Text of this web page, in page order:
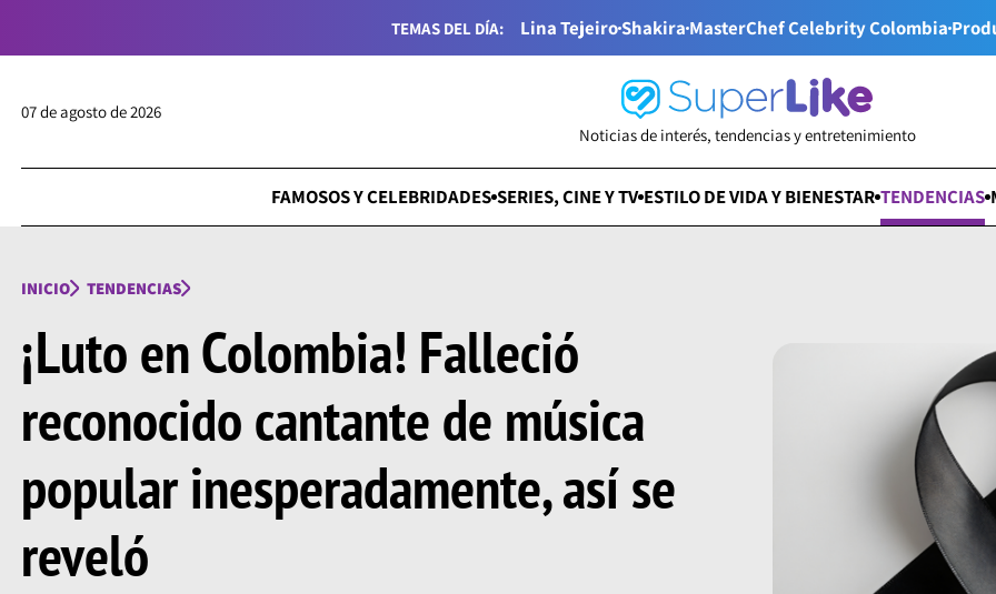
TEMAS DEL DÍA: Lina TejeiroShakiraMasterChef Celebrity Colombia
07 de agosto de 2026
Noticias de interés, tendencias y entretenimiento
FAMOSOS Y CELEBRIDADES SERIES, CINE Y TV ESTILO DE VIDA Y BIENESTAR TENDENCIAS
INICIO TENDENCIAS
¡Luto en Colombia! Falleció
reconocido cantante de música
popular inesperadamente, así se
reveló